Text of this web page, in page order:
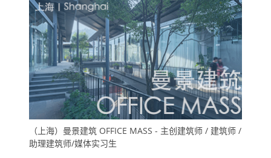
（上海）曼景建筑 OFFICE MASS - 主创建筑师 / 建筑师 /
助理建筑师/媒体实习生